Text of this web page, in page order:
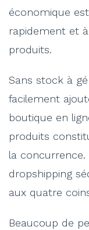
économique
rapidement et
produits.
Sans stock à
facilement
boutique en
produits
la
dropshipping
aux quatre
Beaucoup de